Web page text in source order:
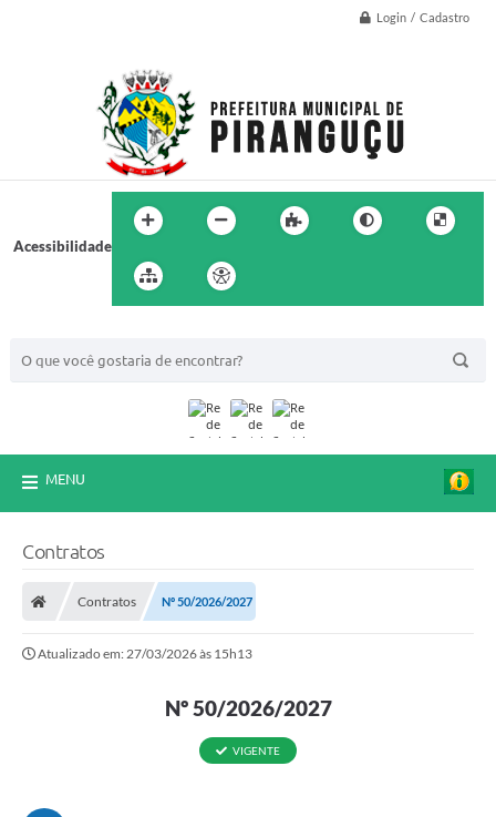
Login / Cadastro
Acessibilidade
MENU
Contratos
Contratos Nº 50/2026/2027
Atualizado em: 27/03/2026 às 15h13
Nº 50/2026/2027
VIGENTE